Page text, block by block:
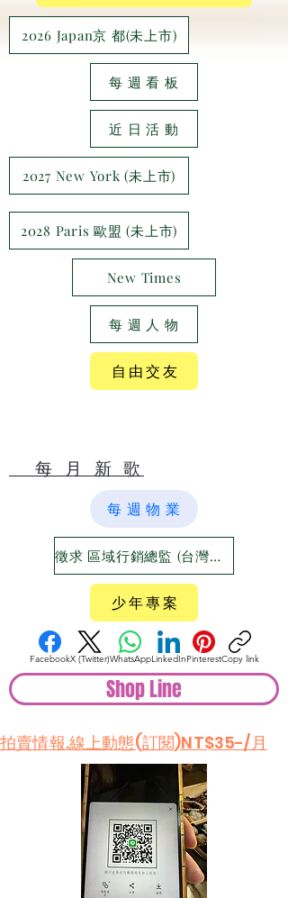
2026 Japan京 都(未上市)
每 週 看 板
近 日 活 動
2027 New York (未上市)
2028 Paris 歐盟 (未上市)
New Times
每 週 人 物
自 由 交 友
​ 每 月 新 歌
每 週 物 業
徵求 區域行銷總監 (台灣六大都)
少 年 專 案
FacebookX (Twitter)WhatsAppLinkedInPinterestCopy link
Shop Line
​拍賣情報.線上動態(訂閱)NT$35-/月